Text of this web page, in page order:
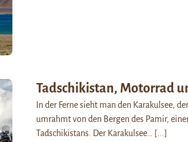
Tadschikistan, Motorrad
In der Ferne sieht man den Karakulsee,
umrahmt von den Bergen des Pamir,
Tadschikistans. Der Karakulsee…
[...]